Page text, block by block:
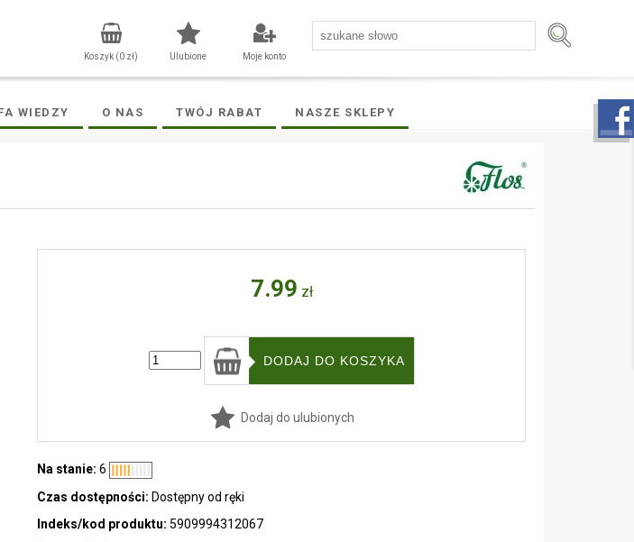
Moje konto
Ulubione
Koszyk (0 zł)
WIEDZY O NAS TWÓJ RABAT NASZE SKLEPY
7.99 zł
Dodaj do ulubionych
Na stanie: 6
Czas dostępności: Dostępny od ręki
Indeks/kod produktu: 5909994312067